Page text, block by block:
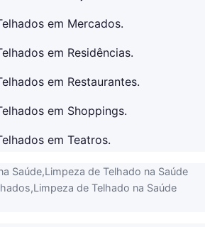
em Mercados.
em Residências.
em Restaurantes.
em Shoppings.
em Teatros.
Saúde,Limpeza de Telhado na Saúde
de Telhado na Saúde